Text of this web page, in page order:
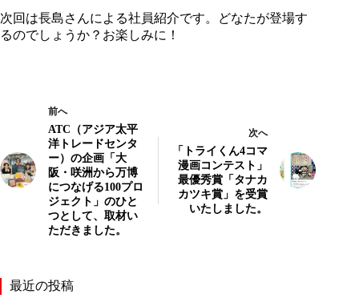
次回は長島さんによる社員紹介です。どなたが登場す
るのでしょうか？お楽しみに！
前へ
ATC（アジア太平
洋トレードセンタ
ー）の企画「大
阪・咲洲から万博
につなげる100プロ
ジェクト」のひと
つとして、取材い
ただきました。
次へ
「トライくん4コマ
漫画コンテスト」
最優秀賞「タナカ
カツキ賞」を受賞
いたしました。
最近の投稿